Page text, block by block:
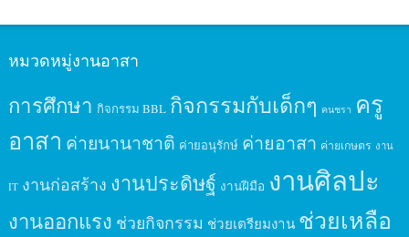
หมวดหมู่งานอาสา
การศึกษา กิจกรรม BBL กิจกรรมกับเด็กๆ คนชรา ครู
อาสา ค่ายนานาชาติ ค่ายอนุรักษ์ ค่ายอาสา ค่ายเกษตร งาน
IT งานก่อสร้าง งานประดิษฐ์ งานฝีมือ งานศิลปะ
งานออกแรง ช่วยกิจกรรม ช่วยเตรียมงาน ช่วยเหลือ